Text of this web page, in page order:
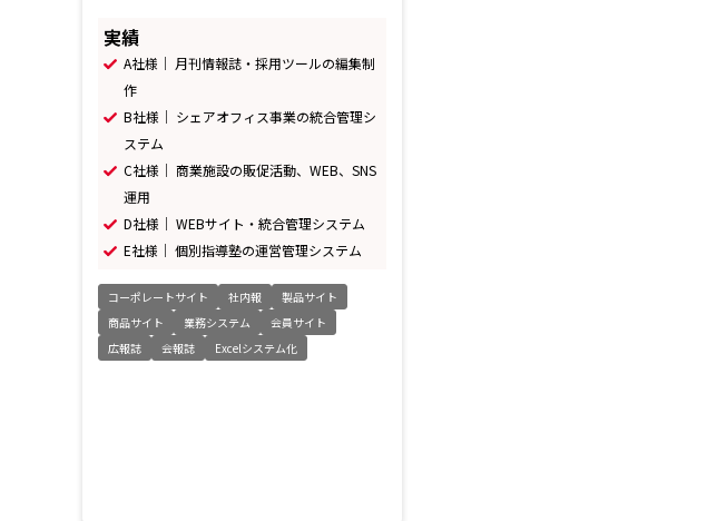
実績
A社様｜ 月刊情報誌・採用ツールの編集制
作
B社様｜ シェアオフィス事業の統合管理シ
ステム
C社様｜ 商業施設の販促活動、WEB、SNS
運用
D社様｜ WEBサイト・統合管理システム
E社様｜ 個別指導塾の運営管理システム
コーポレートサイト 社内報
製品サイト
商品サイト
業務システム
会員サイト
広報誌
会報誌 Excelシステム化